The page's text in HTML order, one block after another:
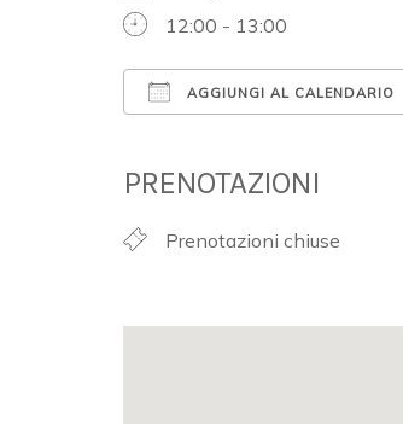
12:00 - 13:00
AGGIUNGI AL CALENDARIO
PRENOTAZIONI
Prenotazioni chiuse